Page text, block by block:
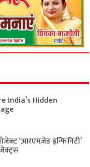
India’s Hidden
‘आरएमज़ेड इन्फिनिटी’